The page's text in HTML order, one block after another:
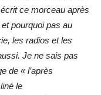
ce morceau après
pourquoi pas au
les radios et les
Je ne sais pas
de « l’après
le